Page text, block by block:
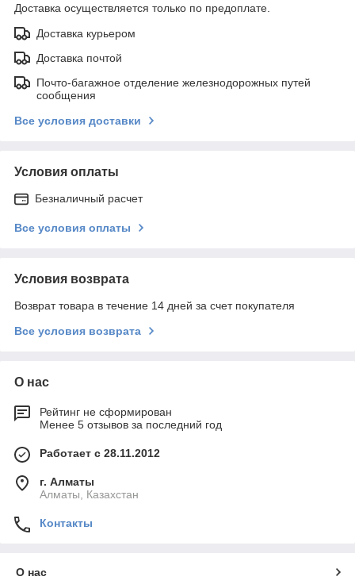
Доставка осуществляется только по предоплате.
Доставка курьером
Доставка почтой
Почто-багажное отделение железнодорожных путей
сообщения
Все условия доставки
Условия оплаты
Безналичный расчет
Все условия оплаты
Условия возврата
Возврат товара в течение 14 дней за счет покупателя
Все условия возврата
О нас
Рейтинг не сформирован
Менее 5 отзывов за последний год
Работает с 28.11.2012
г. Алматы
Алматы, Казахстан
Контакты
О нас